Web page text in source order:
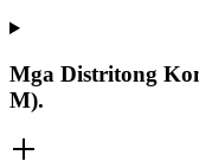
Mga Distritong
M).